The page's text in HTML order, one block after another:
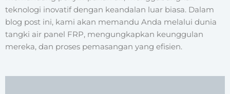
teknologi inovatif dengan keandalan luar biasa. Dalam
blog post ini, kami akan memandu Anda melalui dunia
tangki air panel FRP, mengungkapkan keunggulan
mereka, dan proses pemasangan yang efisien.